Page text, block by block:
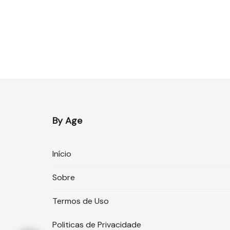
By Age
Início
Sobre
Termos de Uso
Politicas de Privacidade